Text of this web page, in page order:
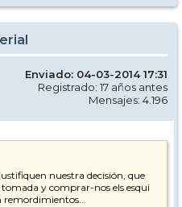
Enviado: 04-03-2014 17:31
Registrado: 17 años antes
Mensajes: 4.196
nuestra decisión, que
y comprar-nos els esqui
remordimientos...